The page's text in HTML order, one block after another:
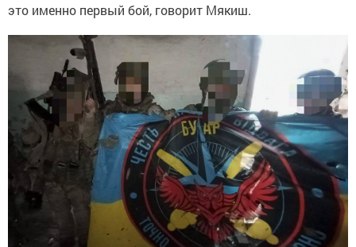
это именно первый бой, говорит Мякиш.